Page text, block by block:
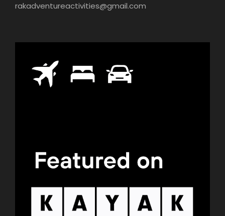
rakadventureactivities@gmail.com